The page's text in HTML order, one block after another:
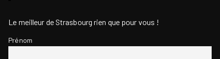
Le meilleur de Strasbourg rien que pour vous !
Prénom